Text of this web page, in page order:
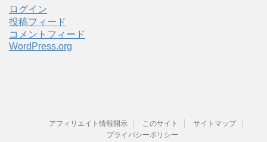
ブ
ログイン
投稿フィード
コメントフィード
WordPress.org
アフィリエイト情報開示 このサイト
サイトマップ
プライバシーポリシー